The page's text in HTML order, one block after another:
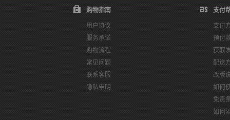
购物指南
用户协议
服务承诺
购物流程
常见问题
联系客服
隐私申明
支付
支付
预付
获取
配送
改版
如何
免责
如何